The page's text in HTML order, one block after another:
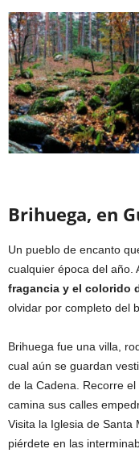
Brihuega, en
Un pueblo de encanto
cualquier época del año.
fragancia y el colorido
olvidar por completo del
Brihuega fue una villa,
cual aún se guardan
de la Cadena. Recorre
camina sus calles
Visita la Iglesia de Santa
piérdete en las